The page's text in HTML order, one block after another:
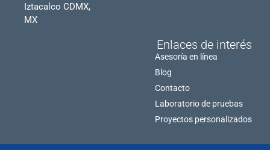
Iztacalco CDMX,
MX
Enlaces de interés
Asesoría en línea
Blog
Contacto
Laboratorio de pruebas
Proyectos personalizados